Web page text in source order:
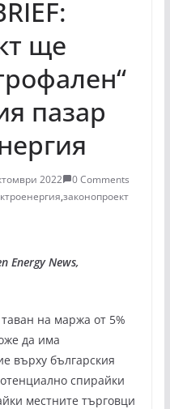
ще
пазар
2022
0 Comments
,законопроект
Energy News,
на маржа от 5%
да има
върху българския
спирайки
местните търговци